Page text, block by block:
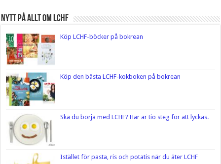
Nytt på Allt om LCHF
Köp LCHF-böcker på bokrean
Köp den bästa LCHF-kokboken på bokrean
Ska du börja med LCHF? Här är tio steg för att lyckas.
Istället för pasta, ris och potatis när du äter LCHF